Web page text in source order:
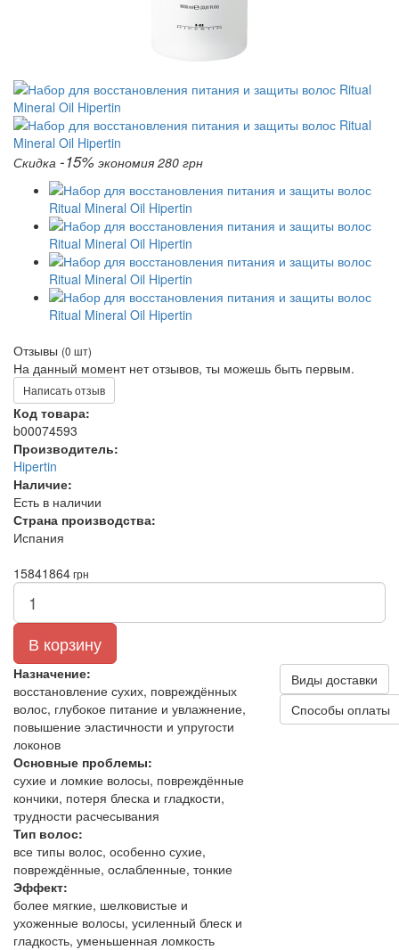
Скидка -15% экономия 280 грн
Отзывы (0 шт)
На данный момент нет отзывов, ты можешь быть первым.
Написать отзыв
Код товара:
b00074593
Производитель:
Hipertin
Наличие:
Есть в наличии
Страна производства:
Испания
15841864грн
В корзину
Назначение:
восстановление сухих, повреждённых
волос, глубокое питание и увлажнение,
повышение эластичности и упругости
локонов
Основные проблемы:
сухие и ломкие волосы, повреждённые
кончики, потеря блеска и гладкости,
трудности расчесывания
Тип волос:
все типы волос, особенно сухие,
повреждённые, ослабленные, тонкие
Эффект:
более мягкие, шелковистые и
ухоженные волосы, усиленный блеск и
гладкость, уменьшенная ломкость
Виды доставки
Способы оплаты